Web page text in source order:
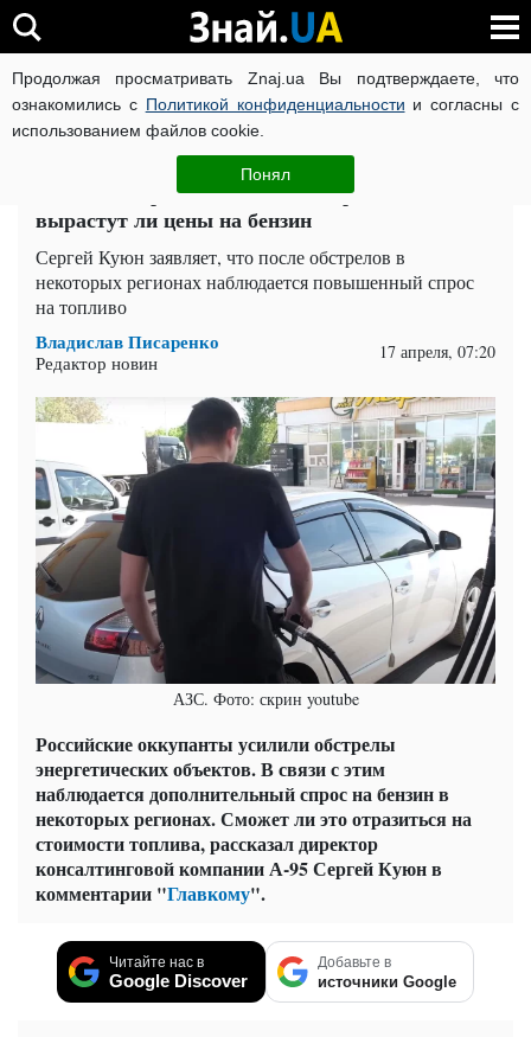
Продолжая просматривать Znaj.ua Вы подтверждаете, что
ознакомились с Политикой конфиденциальности и согласны с
использованием файлов cookie.
Понял
ВОЙНА РОССИИ ПРОТИВ УКРАИНЫ КОРОНАВИРУС В
Auto.Знай ЧИТАТИ УКРАЇНСЬКОЮ
Российские ракеты бьют по энергетике:
вырастут ли цены на бензин
Сергей Куюн заявляет, что после обстрелов в
некоторых регионах наблюдается повышенный спрос
на топливо
Владислав Писаренко
Редактор новин 17 апреля, 07:20
АЗС. Фото: скрин youtube
Российские оккупанты усилили обстрелы
энергетических объектов. В связи с этим
наблюдается дополнительный спрос на бензин в
некоторых регионах. Сможет ли это отразиться на
стоимости топлива, рассказал директор
консалтинговой компании А-95 Сергей Куюн в
комментарии "Главкому".
Читайте нас в
Google Discover
Добавьте в
источники Google